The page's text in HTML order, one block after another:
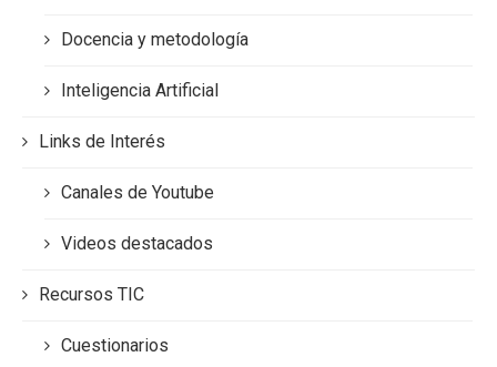
Docencia y metodología
Inteligencia Artificial
Links de Interés
Canales de Youtube
Videos destacados
Recursos TIC
Cuestionarios